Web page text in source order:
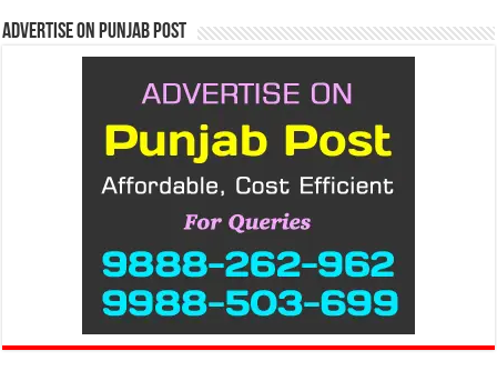
Advertise on Punjab Post